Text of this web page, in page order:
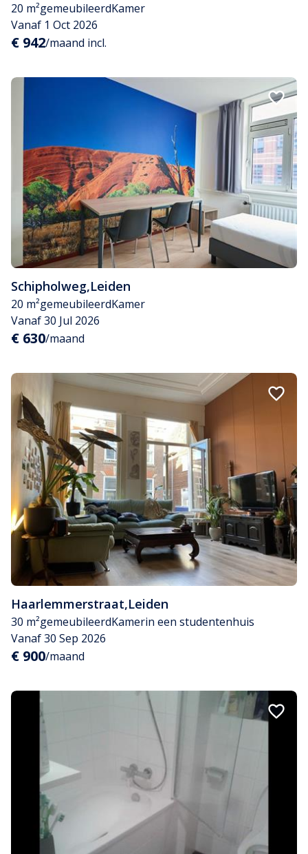
20 m²gemeubileerdKamer
Vanaf 1 Oct 2026
€ 942/maand incl.
Schipholweg,Leiden
20 m²gemeubileerdKamer
Vanaf 30 Jul 2026
€ 630/maand
Haarlemmerstraat,Leiden
30 m²gemeubileerdKamerin een studentenhuis
Vanaf 30 Sep 2026
€ 900/maand